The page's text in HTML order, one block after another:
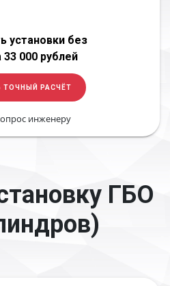
установки без
33 000 рублей
ТОЧНЫЙ РАСЧЁТ
инженеру
ГБО